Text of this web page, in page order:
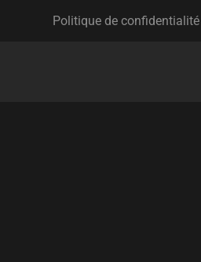
Politique de confidentialité